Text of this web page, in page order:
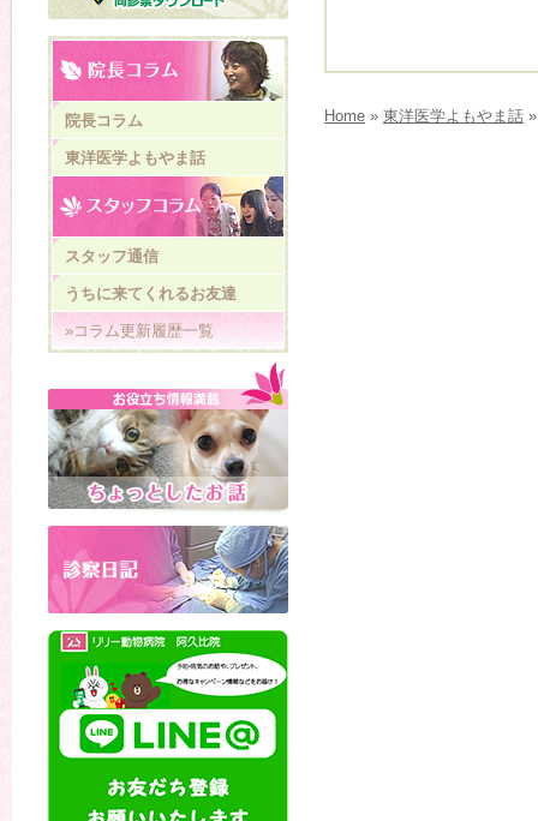
Home » 東洋医学よもやま話
院長コラム
東洋医学よもやま話
スタッフ通信
うちに来てくれるお友達
»コラム更新履歴一覧